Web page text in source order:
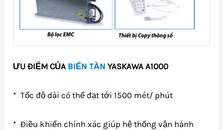
ƯU ĐIỂM CỦA BIẾN TẦNYASKAWA A1000
* Tốc độ dài có thể đạt tới 1500 mét/ phút
* Điều khiển chính xác giúp hệ thống vận hành